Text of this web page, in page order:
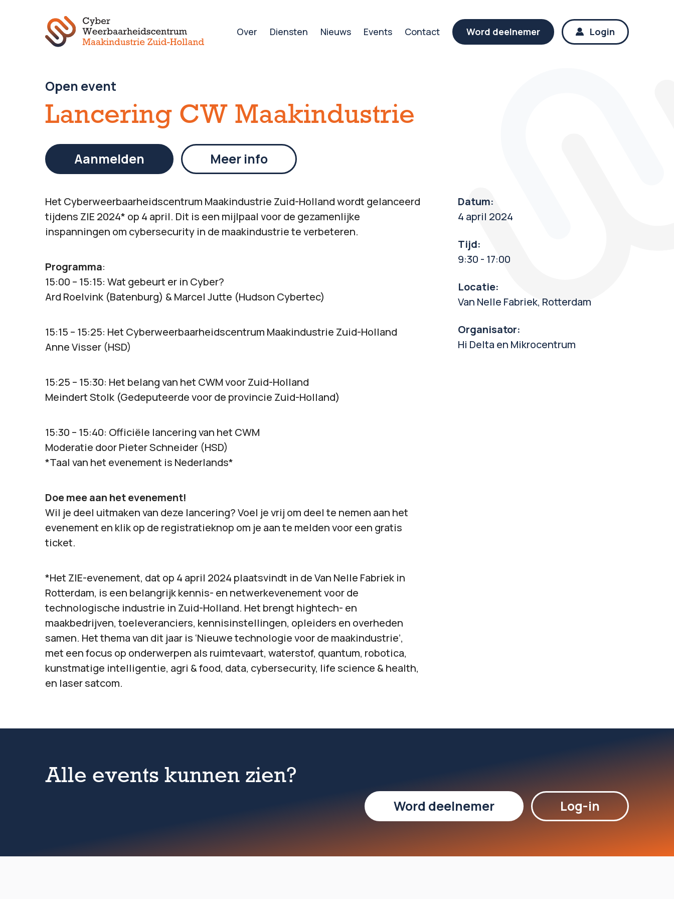
Over Diensten Nieuws Events Contact Word deelnemer Login
Open event
Lancering CW Maakindustrie
Datum:
4 april 2024
Tijd:
9:30 - 17:00
Locatie:
Van Nelle Fabriek, Rotterdam
Organisator:
Hi Delta en Mikrocentrum
Aanmelden Meer info
Het Cyberweerbaarheidscentrum Maakindustrie Zuid-Holland wordt gelanceerd
tijdens ZIE 2024* op 4 april. Dit is een mijlpaal voor de gezamenlijke
inspanningen om cybersecurity in de maakindustrie te verbeteren.
Programma:
15:00 – 15:15: Wat gebeurt er in Cyber?
Ard Roelvink (Batenburg) & Marcel Jutte (Hudson Cybertec)
15:15 – 15:25: Het Cyberweerbaarheidscentrum Maakindustrie Zuid-Holland
Anne Visser (HSD)
15:25 – 15:30: Het belang van het CWM voor Zuid-Holland
Meindert Stolk (Gedeputeerde voor de provincie Zuid-Holland)
15:30 – 15:40: Officiële lancering van het CWM
Moderatie door Pieter Schneider (HSD)
*Taal van het evenement is Nederlands*
Doe mee aan het evenement!
Wil je deel uitmaken van deze lancering? Voel je vrij om deel te nemen aan het
evenement en klik op de registratieknop om je aan te melden voor een gratis
ticket.
*Het ZIE-evenement, dat op 4 april 2024 plaatsvindt in de Van Nelle Fabriek in
Rotterdam, is een belangrijk kennis- en netwerkevenement voor de
technologische industrie in Zuid-Holland. Het brengt hightech- en
maakbedrijven, toeleveranciers, kennisinstellingen, opleiders en overheden
samen. Het thema van dit jaar is ‘Nieuwe technologie voor de maakindustrie’,
met een focus op onderwerpen als ruimtevaart, waterstof, quantum, robotica,
kunstmatige intelligentie, agri & food, data, cybersecurity, life science & health,
en laser satcom.
Alle events kunnen zien?
Word deelnemer Log-in